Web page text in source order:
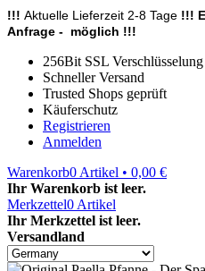
!!! Aktuelle Lieferzeit 2-8 Tage !!!
Anfrage - möglich !!!
256Bit SSL Verschlüsselung
Schneller Versand
Trusted Shops geprüft
Käuferschutz
Registrieren
Anmelden
Warenkorb0 Artikel • 0,00 €
Ihr Warenkorb ist leer.
Merkzettel0 Artikel
Ihr Merkzettel ist leer.
Versandland